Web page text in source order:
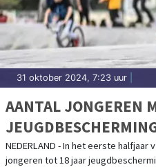
31 oktober 2024, 7:23 uur
AANTAL JONGEREN
NEDERLAND - In het eerste halfjaar
jongeren tot 18 jaar